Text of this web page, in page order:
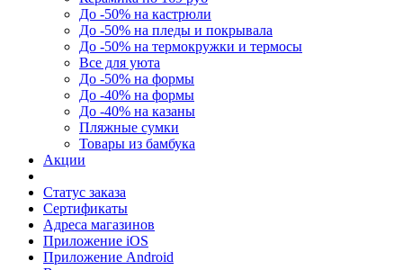
До -50% на кастрюли
До -50% на пледы и покрывала
До -50% на термокружки и термосы
Все для уюта
До -50% на формы
До -40% на формы
До -40% на казаны
Пляжные сумки
Товары из бамбука
Акции
Статус заказа
Сертификаты
Адреса магазинов
Приложение iOS
Приложение Android